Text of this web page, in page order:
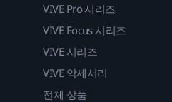
VIVE Pro 시리즈
VIVE Focus 시리즈
VIVE 시리즈
VIVE 악세서리
전체 상품